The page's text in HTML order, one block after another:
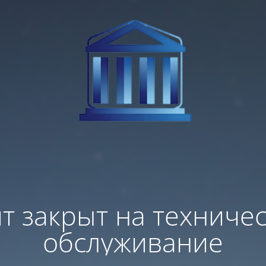
закрыт на
обслуживание